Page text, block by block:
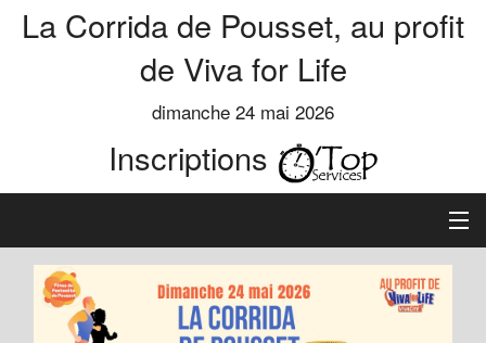
La Corrida de Pousset, au profit
de Viva for Life
dimanche 24 mai 2026
Inscriptions
Accueil
Informations